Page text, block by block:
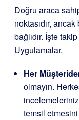
Doğru araca
noktasıdır,
bağlıdır. İşte
Uygulamalar.
Her
olmayın.
temsil